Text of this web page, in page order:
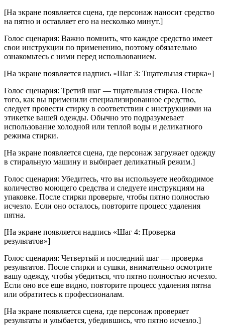
[На экране появляется сцена, где персонаж наносит средство
на пятно и оставляет его на несколько минут.]
Голос сценария: Важно помнить, что каждое средство имеет
свои инструкции по применению, поэтому обязательно
ознакомьтесь с ними перед использованием.
[На экране появляется надпись «Шаг 3: Тщательная стирка»]
Голос сценария: Третий шаг — тщательная стирка. После
того, как вы применили специализированное средство,
следует провести стирку в соответствии с инструкциями на
этикетке вашей одежды. Обычно это подразумевает
использование холодной или теплой воды и деликатного
режима стирки.
[На экране появляется сцена, где персонаж загружает одежду
в стиральную машину и выбирает деликатный режим.]
Голос сценария: Убедитесь, что вы используете необходимое
количество моющего средства и следуете инструкциям на
упаковке. После стирки проверьте, чтобы пятно полностью
исчезло. Если оно осталось, повторите процесс удаления
пятна.
[На экране появляется надпись «Шаг 4: Проверка
результатов»]
Голос сценария: Четвертый и последний шаг — проверка
результатов. После стирки и сушки, внимательно осмотрите
вашу одежду, чтобы убедиться, что пятно полностью исчезло.
Если оно все еще видно, повторите процесс удаления пятна
или обратитесь к профессионалам.
[На экране появляется сцена, где персонаж проверяет
результаты и улыбается, убедившись, что пятно исчезло.]